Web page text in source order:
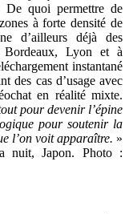
De quoi permettre de
à forte densité de
d’ailleurs déjà des
Bordeaux, Lyon et à
instantané
des cas d’usage avec
en réalité mixte.
pour devenir l’épine
pour soutenir la
l’on voit apparaître. »
nuit, Japon. Photo :